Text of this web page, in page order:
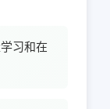
习和在